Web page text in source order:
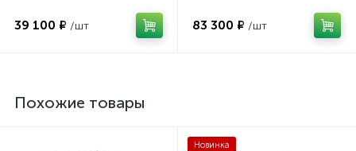
39 100 ₽ /шт 83 300 ₽ /шт
Похожие товары
Новинка